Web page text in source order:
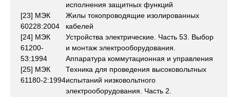
исполнения защитных функций
[23] МЭК
60228:2004
Жилы токопроводящие изолированных
кабелей
[24] МЭК
61200-
53:1994
Устройства электрические. Часть 53. Выбор
и монтаж электрооборудования.
Аппаратура коммутационная и управления
[25] МЭК
61180-2:1994
Техника для проведения высоковольтных
испытаний низковольтного
электрооборудования. Часть 2.